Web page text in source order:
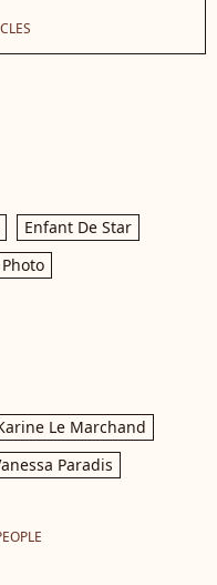
Enfant De Star
Photo
Le Marchand
Paradis